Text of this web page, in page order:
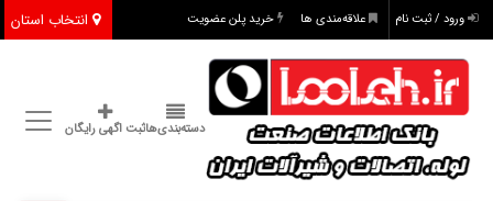
انتخاب استان ورود / ثبت نام علاقه‌مندی ها خرید پلن عضویت
دسته‌بندی‌هاثبت اگهی رایگان